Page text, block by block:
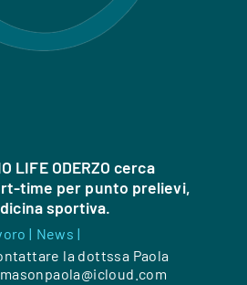
LIFE ODERZO cerca
time per punto prelievi,
sportiva.
| News |
la dottssa Paola
masonpaola@icloud.com